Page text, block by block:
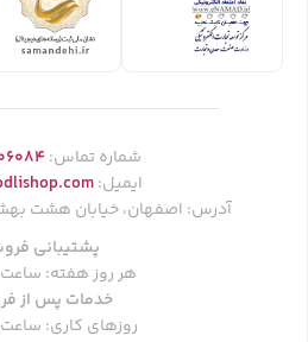
شماره تماس:
ایمیل:
آدرس: اصفهان، خیابان هشت
پشتیبانی
هر روز هفته: ساعت 9 الی 19
خدمات پس از
روزهای کاری: ساعت 9 الی 16